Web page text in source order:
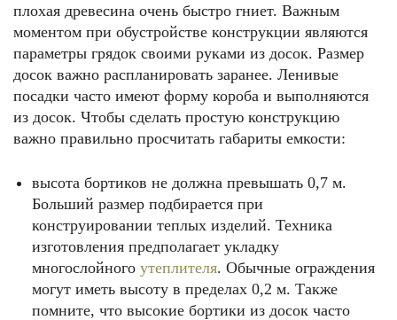
плохая древесина очень быстро гниет. Важным
моментом при обустройстве конструкции являются
параметры грядок своими руками из досок. Размер
досок важно распланировать заранее. Ленивые
посадки часто имеют форму короба и выполняются
из досок. Чтобы сделать простую конструкцию
важно правильно просчитать габариты емкости:
высота бортиков не должна превышать 0,7 м.
Больший размер подбирается при
конструировании теплых изделий. Техника
изготовления предполагает укладку
многослойного утеплителя. Обычные ограждения
могут иметь высоту в пределах 0,2 м. Также
помните, что высокие бортики из досок часто